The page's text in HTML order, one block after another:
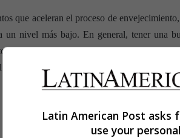
que aceleran el proceso de
nivel más bajo. En general, tener una
saludable; asi que agrega más vegetales a
Latin American Post asks
use your